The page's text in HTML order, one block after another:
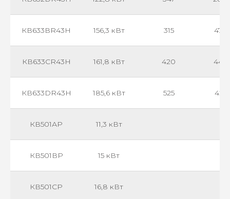
КВ633ВR43Н 156,3 кВт 315
КВ633CR43Н 161,8 кВт 420
КВ633DR43Н 185,6 кВт 525
КВ501АР 11,3 кВт
КВ501ВР 15 кВт
КВ501СР 16,8 кВт